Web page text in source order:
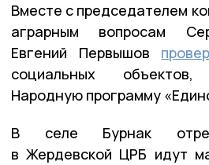
Вместе с председателем
аграрным вопросам
Евгений Первышов
социальных
Народную программу
В селе Бурнак
в Жердевской ЦРБ идут